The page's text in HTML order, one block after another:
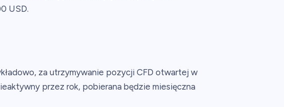
USD.
za utrzymywanie pozycji CFD otwartej w
przez rok, pobierana będzie miesięczna